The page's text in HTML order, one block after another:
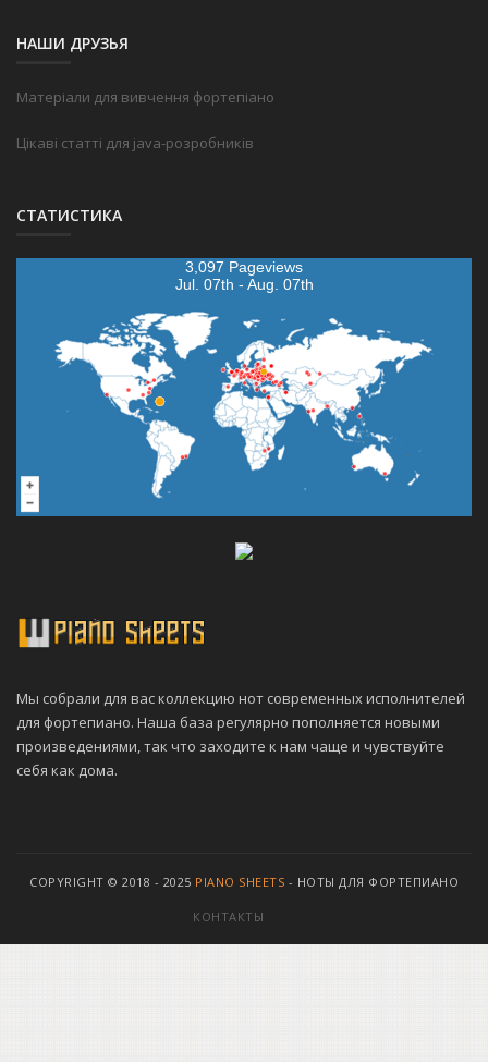
НАШИ ДРУЗЬЯ
Матеріали для вивчення фортепіано
Цікаві статті для java-розробників
СТАТИСТИКА
3,097 Pageviews
Jul. 07th - Aug. 07th
Мы собрали для вас коллекцию нот современных исполнителей
для фортепиано. Наша база регулярно пополняется новыми
произведениями, так что заходите к нам чаще и чувствуйте
себя как дома.
COPYRIGHT © 2018 - 2025 PIANO SHEETS - НОТЫ ДЛЯ ФОРТЕПИАНО
КОНТАКТЫ